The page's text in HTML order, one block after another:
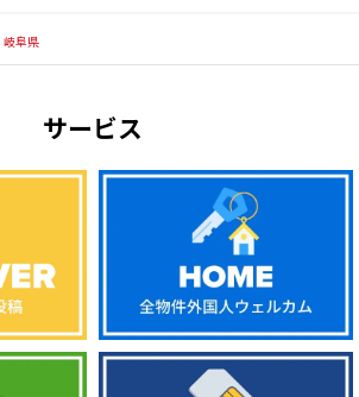
岐阜県
サービス